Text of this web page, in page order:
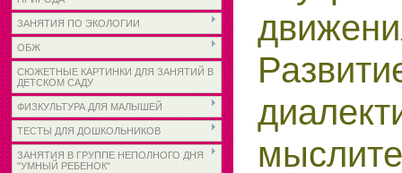
ЗАНЯТИЯ ПО ЭКОЛОГИИ
ОБЖ
СЮЖЕТНЫЕ КАРТИНКИ ДЛЯ ЗАНЯТИЙ В
ДЕТСКОМ САДУ
ФИЗКУЛЬТУРА ДЛЯ МАЛЫШЕЙ
ТЕСТЫ ДЛЯ ДОШКОЛЬНИКОВ
ЗАНЯТИЯ В ГРУППЕ НЕПОЛНОГО ДНЯ
"УМНЫЙ РЕБЕНОК"